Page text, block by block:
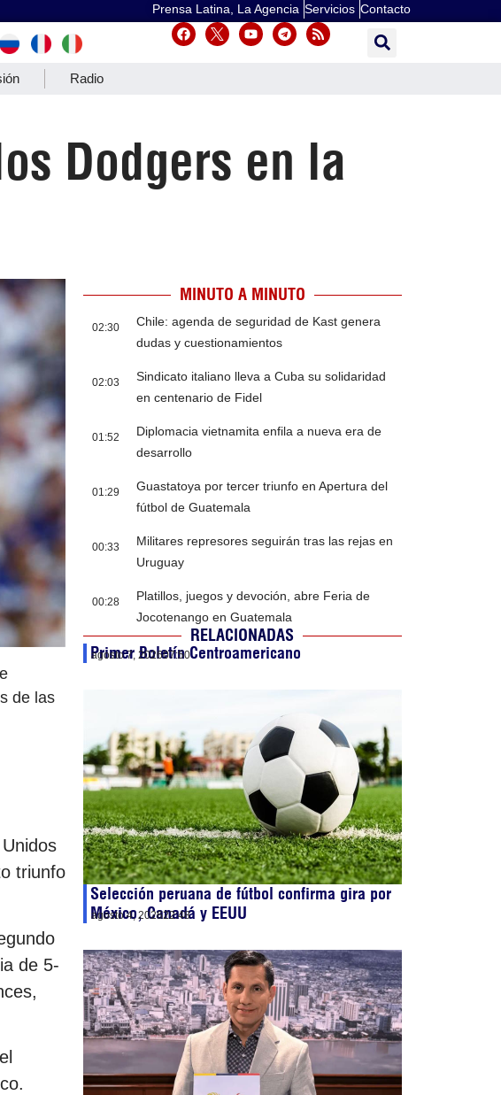
Prensa Latina, La Agencia Servicios Contacto
Radio
Dodgers en la
de las
triunfo
de 5-
MINUTO A MINUTO
02:30
Chile: agenda de seguridad de Kast genera
dudas y cuestionamientos
02:03
Sindicato italiano lleva a Cuba su solidaridad
en centenario de Fidel
01:52
Diplomacia vietnamita enfila a nueva era de
desarrollo
01:29
Guastatoya por tercer triunfo en Apertura del
fútbol de Guatemala
00:33
Militares represores seguirán tras las rejas en
Uruguay
00:28
Platillos, juegos y devoción, abre Feria de
Jocotenango en Guatemala
RELACIONADAS
Primer Boletín Centroamericano
agosto 7, 202607:50
Selección peruana de fútbol confirma gira por
México, Canadá y EEUU
agosto 4, 202622:48